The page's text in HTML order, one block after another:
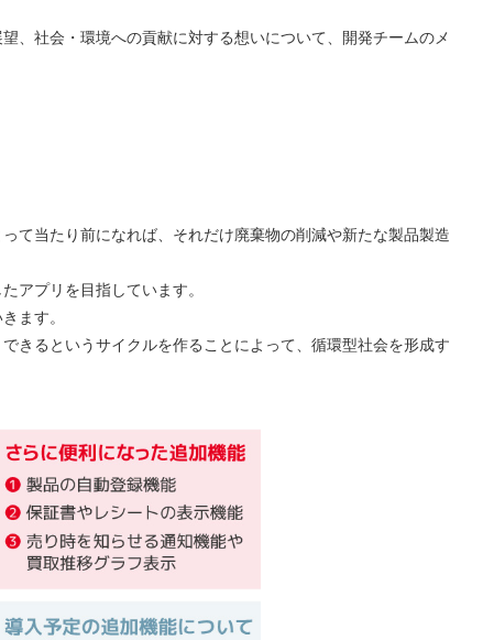
、社会・環境への貢献に対する想いについて、開発チームのメ
て当たり前になれば、それだけ廃棄物の削減や新たな製品製造
アプリを目指しています。
ます。
きるというサイクルを作ることによって、循環型社会を形成す